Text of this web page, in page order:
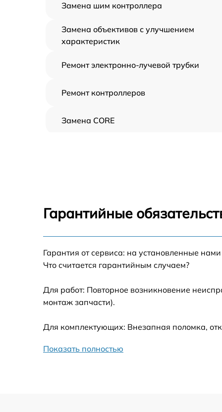
Замена шим контроллера
Замена объективов с улучшением
характеристик
Ремонт электронно-лучевой трубки
Ремонт контроллеров
Замена CORE
Ремонт встроенного дальнометра и
других устройств
Замена микросхемы логики
Ремонт цепи питания
Гарантийные
Гарантия от сервиса: на установленные
Что считается гарантийным случаем?
Для работ: Повторное возникновение
монтаж запчасти).
Для комплектующих: Внезапная поломка,
Показать полностью